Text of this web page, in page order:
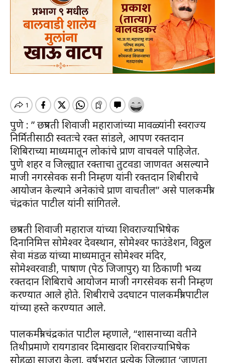
पुणे : ” छत्रपती शिवाजी महाराजांच्या मावळ्यांनी स्वराज्य
निर्मितीसाठी स्वतःचे रक्त सांडले, आपण रक्तदान
शिबिराच्या माध्यमातून लोकांचे प्राण वाचवले पाहिजेत.
पुणे शहर व जिल्ह्यात रक्ताचा तुटवडा जाणवत असल्याने
माजी नगरसेवक सनी निम्हण यांनी रक्तदान शिबीराचे
आयोजन केल्याने अनेकांचे प्राण वाचतील” असे पालकमंत्री
चंद्रकांत पाटील यांनी सांगितले.
छत्रपती शिवाजी महाराज यांच्या शिवराज्याभिषेक
दिनानिमित्त सोमेश्वर देवस्थान, सोमेश्वर फाउंडेशन, विठ्ठल
सेवा मंडळ यांच्या माध्यमातून सोमेश्वर मंदिर,
सोमेश्वरवाडी, पाषाण (पेठ जिजापुर) या ठिकाणी भव्य
रक्तदान शिबिराचे आयोजन माजी नगरसेवक सनी निम्हण
करण्यात आले होते. शिबीराचे उदघाटन पालकमंत्री पाटील
यांच्या हस्ते करण्यात आले.
पालकमंत्री चंद्रकांत पाटील म्हणाले, “शासनाच्या वतीने
तिथीप्रमाणे रायगडावर दिमाखदार शिवराज्याभिषेक
सोहळा साजरा केला. वर्षभरात प्रत्येक जिल्ह्यात ‘जाणता